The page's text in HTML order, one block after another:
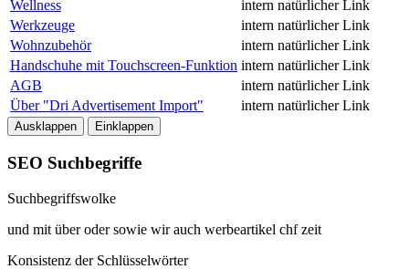
Wellness intern natürlicher Link
Werkzeuge
intern natürlicher Link
Wohnzubehör
intern natürlicher Link
Handschuhe mit Touchscreen-Funktion intern natürlicher Link
AGB
intern natürlicher Link
Über "Dri Advertisement Import"
intern natürlicher Link
Ausklappen Einklappen
SEO Suchbegriffe
Suchbegriffswolke
und mit über oder sowie wir auch werbeartikel chf zeit
Konsistenz der Schlüsselwörter